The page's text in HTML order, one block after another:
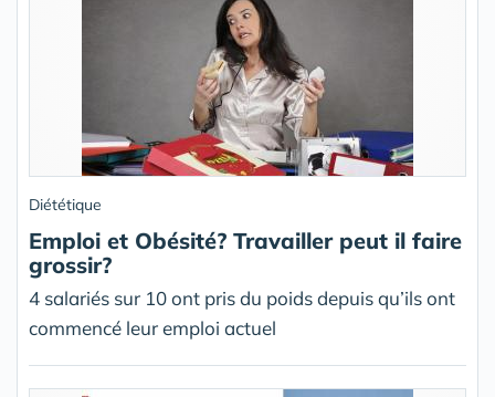
Diététique
Emploi et Obésité? Travailler peut il faire
grossir?
4 salariés sur 10 ont pris du poids depuis qu’ils ont
commencé leur emploi actuel